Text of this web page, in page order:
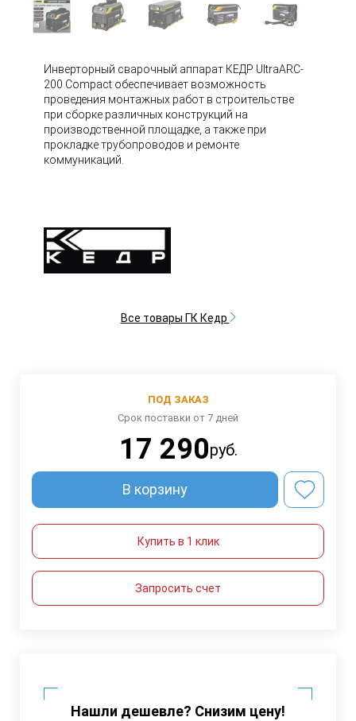
Инверторный сварочный аппарат КЕДР UltraARC-
200 Compact обеспечивает возможность
проведения монтажных работ в строительстве
при сборке различных конструкций на
производственной площадке, а также при
прокладке трубопроводов и ремонте
коммуникаций.
Все товары ГК Кедр
ПОД ЗАКАЗ
Срок поставки от 7 дней
17 290руб.
В корзину
Купить в 1 клик
Запросить счет
Нашли дешевле? Снизим цену!